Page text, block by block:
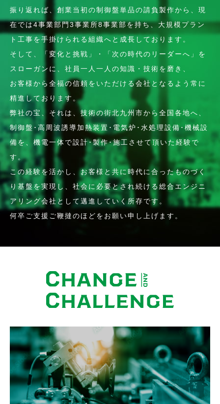
振り返れば、創業当初の制御盤単品の請負製作から、現
在では4事業部門3事業所8事業部を持ち、大規模プラン
ト工事を手掛けられる組織へと成長しております。
そして、「変化と挑戦」・「次の時代のリーダーへ」を
スローガンに、社員一人一人の知識・技術を磨き、
お客様から全福の信頼をいただける会社となるよう常に
精進しております。
弊社の宝、それは、技術の街北九州市から全国各地へ、
制御盤･高周波誘導加熱装置･電気炉･水処理設備･機械設
備を、機電一体で設計･製作･施工させて頂いた経験で
す。
この経験を活かし、お客様と共に時代に合ったものづく
り基盤を実現し、社会に必要とされ続ける総合エンジニ
アリング会社として邁進していく所存です。
何卒ご支援ご鞭撻のほどをお願い申し上げます。